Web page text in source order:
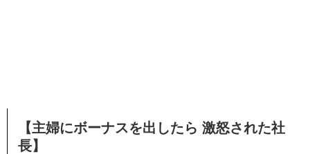
【主婦にボーナスを出したら 激怒された社
長】